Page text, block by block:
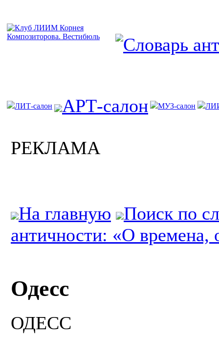
ЛИТ-салон АРТ-салон МУЗ-салон
РЕКЛАМА
На главную
Поиск по
античности: «О
Одесс
ОДЕСС